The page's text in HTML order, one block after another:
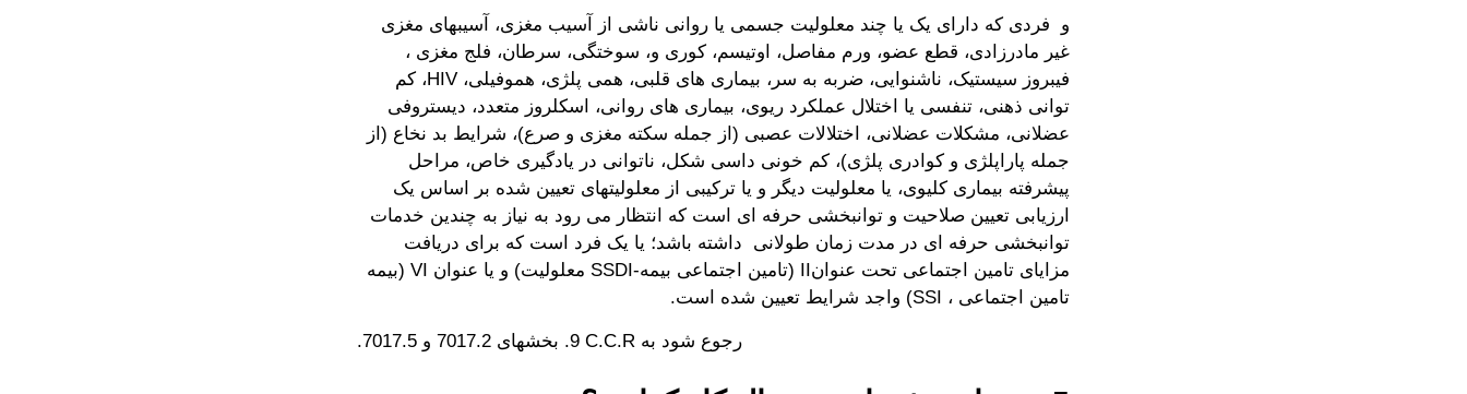
و فردی که دارای یک یا چند معلولیت جسمی یا روانی ناشی از آسیب مغزی، آسیبهای مغزی
غیر مادرزادی، قطع عضو، ورم مفاصل، اوتیسم، کوری و، سوختگی، سرطان، فلج مغزی ،
فیبروز سیستیک، ناشنوایی، ضربه به سر، بیماری های قلبی، همی پلژی، هموفیلی، HIV، کم
توانی ذهنی، تنفسی یا اختلال عملکرد ریوی، بیماری های روانی، اسکلروز متعدد، دیستروفی
عضلانی، مشکلات عضلانی، اختلالات عصبی (از جمله سکته مغزی و صرع)، شرایط بد نخاع (از
جمله پاراپلژی و کوادری پلژی)، کم خونی داسی شکل، ناتوانی در یادگیری خاص، مراحل
پیشرفته بیماری کلیوی، یا معلولیت دیگر و یا ترکیبی از معلولیتهای تعیین شده بر اساس یک
ارزیابی تعیین صلاحیت و توانبخشی حرفه ای است که انتظار می رود به نیاز به چندین خدمات
توانبخشی حرفه ای در مدت زمان طولانی داشته باشد؛ یا یک فرد است که برای دریافت
مزایای تامین اجتماعی تحت عنوانII (تامین اجتماعی بیمه-SSDI معلولیت) و یا عنوان VI (بیمه
تامین اجتماعی ، SSI) واجد شرایط تعیین شده است.
رجوع شود به 9‎ ‎C.C.R. بخشهای ‎7017.2 و 7017.5.‎